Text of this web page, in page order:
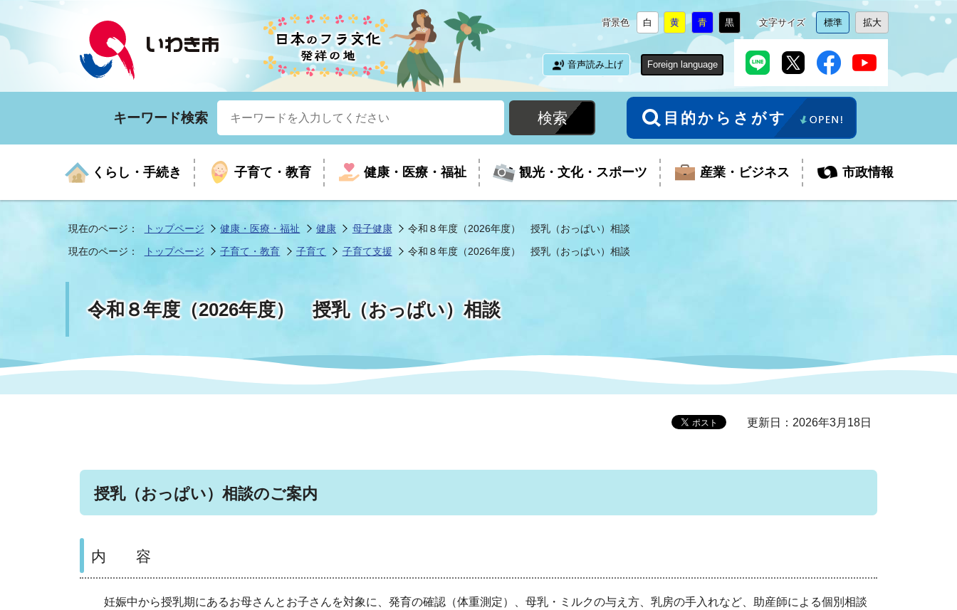
背景色
背
景
色
を
白
に
更
背
色
を
黄
に
更
背
色
を
青
に
更
背
景
黒
に
変
文字サイズ
文
字
サ
イ
を
標準
に
変
文
字
サ
イ
拡大
に
変
音声読み上げ
Foreign language
キーワード検索 目的からさがす
くらし・手続き
くらしの手続きガイド いざという時に 届出・証明
年金・保険 マイナンバー
まちづくり 地域情報 移住・定住 人権・男女共同参画
電子サービス オープンデータ・活用事例
子育て・教育
生涯学習 子育て 教育
健康・医療・福祉
医療 健康 児童福祉
高齢者福祉・介護 地域包括ケア(介護予防等)
福祉に関するその他の情報
新型コロナウイルス感染症特
医療センター
観光・文化・スポーツ
お知らせ 年間イベントの案内 外国人観光客向けページ
目的から探す モデルコース
スポーツ 施設関連情報 教育旅行 国際・国内交流
産業・ビジネス
入札・契約 産業振興 廃棄物
企業立地 福祉・介護
保健・衛生 指定管理者 除染事業 環境法令等に基づく届出
市政情報
市の紹介 市長室 フラシティいわき
市の統計 広報
職員 行政計画 行政改革 公有財産
情報公開・個人情報保護
市議会 審議会など
監査委員
現在のページ： トップページ 健康・医療・福祉 健康 母子健康
令和８年度（2026年度） 授乳（おっぱい）相談
現在のページ：
トップページ 子育て・教育 子育て 子育て支援 令和８年度（2026年度） 授乳（おっぱい）相談
令和８年度（2026年度） 授乳（おっぱい）相談
更新日：2026年3月18日
授乳（おっぱい）相談のご案内
内 容
妊娠中から授乳期にあるお母さんとお子さんを対象に、発育の確認（体重測定）、母乳・ミルクの与え方、乳房の手入れなど、助産師による個別相談